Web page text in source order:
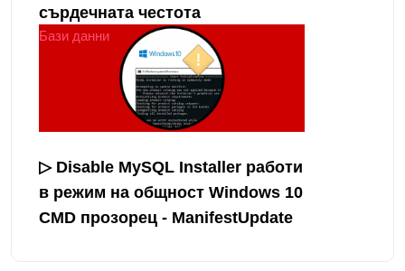
сърдечната честота
Бази данни
▷ Disable MySQL Installer работи
в режим на общност Windows 10
CMD прозорец - ManifestUpdate